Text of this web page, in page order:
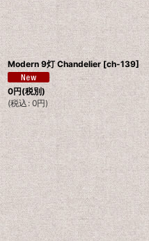
Modern 9灯 Chandelier [ch-139]
0円(税別)
(税込 : 0円)